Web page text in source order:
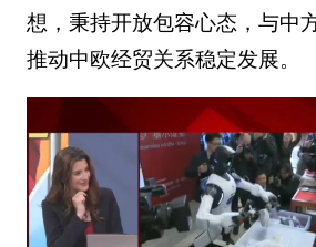
想，秉持开放包容心态，与中
推动中欧经贸关系稳定发展。